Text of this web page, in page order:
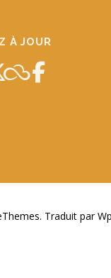
À JOUR
Traduit par